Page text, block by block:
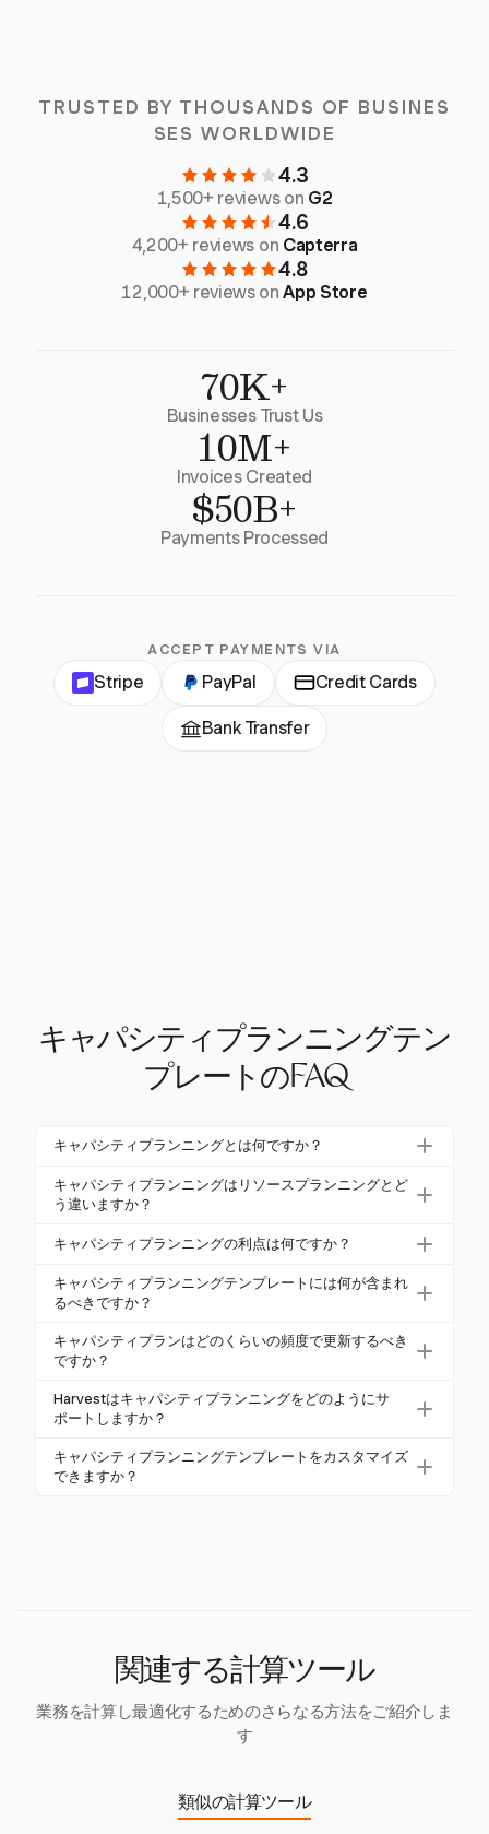
TRUSTED BY THOUSANDS OF BUSINES
SES WORLDWIDE
4.3
1,500+ reviews on G2
4.6
4,200+ reviews on Capterra
4.8
12,000+ reviews onApp Store
70K+
Businesses Trust Us
10M+
Invoices Created
$50B+
Payments Processed
ACCEPT PAYMENTS VIA
Stripe PayPal Credit Cards
Bank Transfer
キャパシティプランニングテン
プレートのFAQ
キャパシティプランニングとは何ですか？
キャパシティプランニングは、組織が将来の需要を
満たすために必要なリソースを確保することを保証
要性を予測し、予想される需要とバランスを取るこ
とを含みます。この戦略的プロセスは、過剰利用や
燃え尽き症候群を防ぎ、効率を維持し、長期的な目
キャパシティプランニングはリソースプランニングとど
う違いますか？
キャパシティプランニングは戦略的で長期的なもの
を当て、通常は数ヶ月から数年にわたります。一
方、リソースプランニングはより戦術的で、特定の
リソースを短期間のタスクやプロジェクトに割り当
てることに関わります。キャパシティプランニング
ングは最適なタスク実行を確保します。
キャパシティプランニングの利点は何ですか？
キャパシティプランニングは、チームの燃え尽き症
候群を防ぎ、収益性を向上させ、納品の信頼性を高
要に合わせることで、より良い意思決定を可能に
し、従業員の士気を高めます。さらに、アイドル時
間を減らし、リソースごとの出力を最大化し、全体
的な効率に寄与します。
キャパシティプランニングテンプレートには何が含まれ
るべきですか？
包括的なキャパシティプランニングテンプレートに
は、チームメンバー、スキル、可用性を含むリソー
まれるべきです。また、異なるキャパシティと需要
の状況をシミュレートするためのシナリオモデリン
グと予測のツールも必要です。これにより、正確な
計画とリソース配分が確保されます。
キャパシティプランはどのくらいの頻度で更新するべき
ですか？
キャパシティプランニングは継続的なプロセスであ
り、効果的であるためには定期的な更新が必要で
重要であり、リソースプランニングが進化する需要
に沿ったものとなることを保証します。定期的な更
Harvestはキャパシティプランニングをどのようにサ
ポートしますか？
Harvestは特定のキャパシティプランニングテンプ
レートを提供していませんが、効果的なタイムト
キャパシティプランニングテンプレートをカスタマイズ
できますか？
性を保ち、効果的であることが保証されます。
関連する計算ツール
業務を計算し最適化するためのさらなる方法をご紹介しま
す
類似の計算ツール